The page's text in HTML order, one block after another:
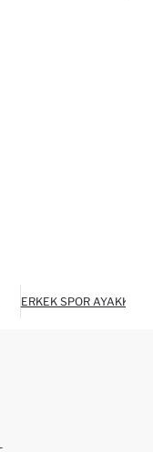
ERKEK SPOR AYAKKABI